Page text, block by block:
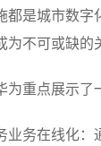
都是城市数字
为不可或缺的
为重点展示了
业务在线化：